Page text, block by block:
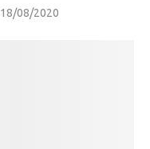
18/08/2020